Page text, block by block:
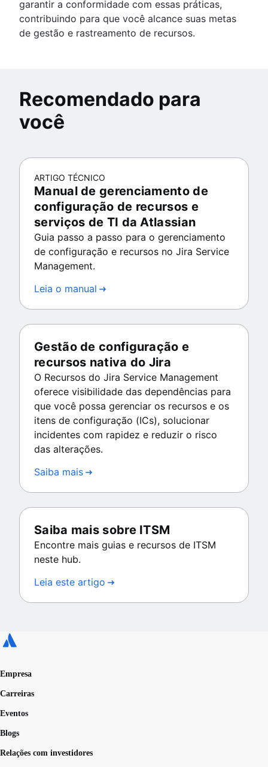
garantir a conformidade com essas práticas,
contribuindo para que você alcance suas metas
de gestão e rastreamento de recursos.
Recomendado para
você
ARTIGO TÉCNICO
Manual de gerenciamento de
configuração de recursos e
serviços de TI da Atlassian
Guia passo a passo para o gerenciamento
de configuração e recursos no Jira Service
Management.
Leia o manual
Gestão de configuração e
recursos nativa do Jira
O Recursos do Jira Service Management
oferece visibilidade das dependências para
que você possa gerenciar os recursos e os
itens de configuração (ICs), solucionar
incidentes com rapidez e reduzir o risco
das alterações.
Saiba mais
Saiba mais sobre ITSM
Encontre mais guias e recursos de ITSM
neste hub.
Leia este artigo
Empresa
Carreiras
Eventos
Blogs
Relações com investidores